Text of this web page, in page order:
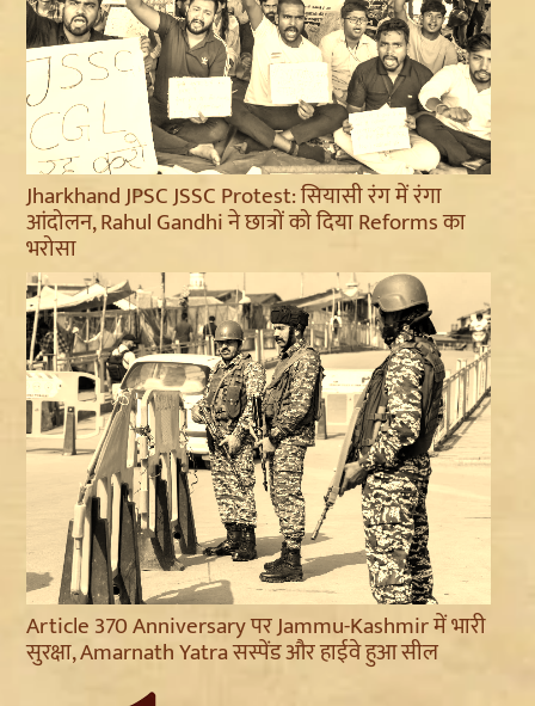
Jharkhand JPSC JSSC Protest: सियासी रंग में रंगा
आंदोलन, Rahul Gandhi ने छात्रों को दिया Reforms का
भरोसा
Article 370 Anniversary पर Jammu-Kashmir में भारी
सुरक्षा, Amarnath Yatra सस्पेंड और हाईवे हुआ सील